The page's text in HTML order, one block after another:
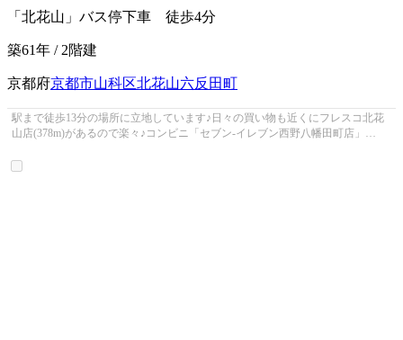
「北花山」バス停下車 徒歩4分
築61年 / 2階建
京都府京都市山科区北花山六反田町
駅まで徒歩13分の場所に立地しています♪日々の買い物も近くにフレスコ北花
山店(378m)があるので楽々♪コンビニ「セブン-イレブン西野八幡田町店」